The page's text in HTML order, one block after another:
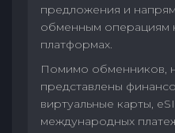
предложения и
обменным операциям
платформах.
Помимо обменников,
представлены
виртуальные карты,
международных